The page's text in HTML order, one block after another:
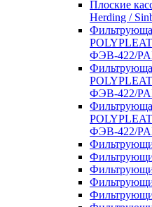
Плоские
Herding /
ФЭВ-422/
ФЭВ-422/
ФЭВ-422/